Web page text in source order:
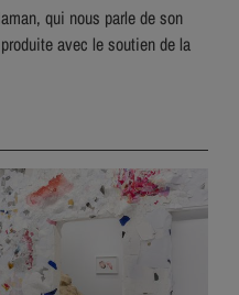
qui nous parle de son
avec le soutien de la